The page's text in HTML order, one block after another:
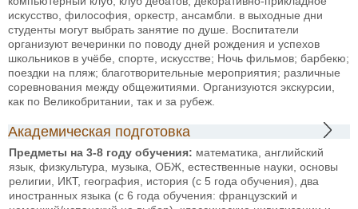
искусство, философия, оркестр, ансамбли. в выходные дни
студенты могут выбрать занятие по душе. Воспитатели
организуют вечеринки по поводу дней рождения и успехов
школьников в учёбе, спорте, искусстве; Ночь фильмов; барбекю;
поездки на пляж; благотворительные мероприятия; различные
соревнования между общежитиями. Организуются экскурсии,
как по Великобритании, так и за рубеж.
Академическая подготовка
Предметы на 3-8 году обучения: математика, английский
язык, физкультура, музыка, ОБЖ, естественные науки, основы
религии, ИКТ, география, история (с 5 года обучения), два
иностранных языка (с 6 года обучения: французский и